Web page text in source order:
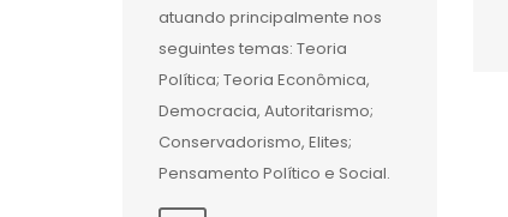
atuando principalmente nos
seguintes temas: Teoria
Política; Teoria Econômica,
Democracia, Autoritarismo;
Conservadorismo, Elites;
Pensamento Político e Social.